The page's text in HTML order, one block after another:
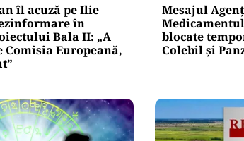
Alte Articole Importante